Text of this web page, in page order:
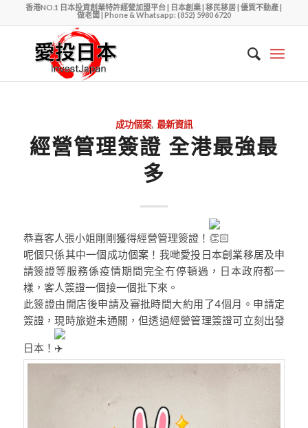
香港NO.1 日本投資創業特許經營加盟平台 | 日本創業 | 移民移居 | 優質不動產 |
做老闆 | Phone & Whatsapp: (852) 5980 6720
成功個案, 最新資訊
經營管理簽證 全港最強最
多
恭喜客人張小姐剛剛獲得經營管理簽證！
呢個只係其中一個成功個案！我哋愛投日本創業移居及申
請簽證等服務係疫情期間完全冇停頓過，日本政府都一
樣，客人簽證一個接一個批下來。
此簽證由開店後申請及審批時間大約用了4個月。申請定
簽證，現時旅遊未通關，但透過經營管理簽證可立刻出發
日本！